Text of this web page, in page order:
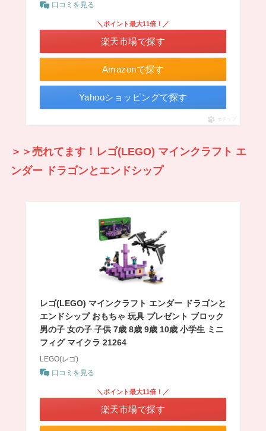
口コミを見る
Amazonで探す
＼ポイント最大11倍！／
楽天市場で探す
Yahooショッピングで探す
ポチップ
＞＞売れてます！レゴ(LEGO) マインクラフト エ
ンダー ドラゴンとエンドシップ
レゴ(LEGO) マインクラフト エンダー ドラゴンと
エンドシップ おもちゃ 玩具 プレゼント ブロック
男の子 女の子 子供 7歳 8歳 9歳 10歳 小学生 ミニ
フィグ マイクラ 21264
LEGO(レゴ)
口コミを見る
＼ポイント最大11倍！／
楽天市場で探す